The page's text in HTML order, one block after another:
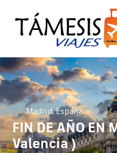
Madrid, España
FIN DE AÑO
Valencia )